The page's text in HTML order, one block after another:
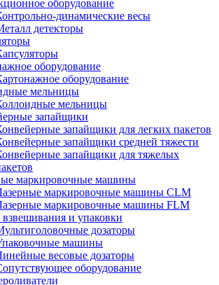
оборудование
динамические весы
детекторы
оборудование
оборудование
мельницы
мельницы
запайщики
запайщики для легких пакетов
запайщики средней тяжести
запайщики для тяжелых
маркировочные машины
маркировочные машины CLM
маркировочные машины FLM
и упаковки
дозаторы
машины
весовые дозаторы
оборудование